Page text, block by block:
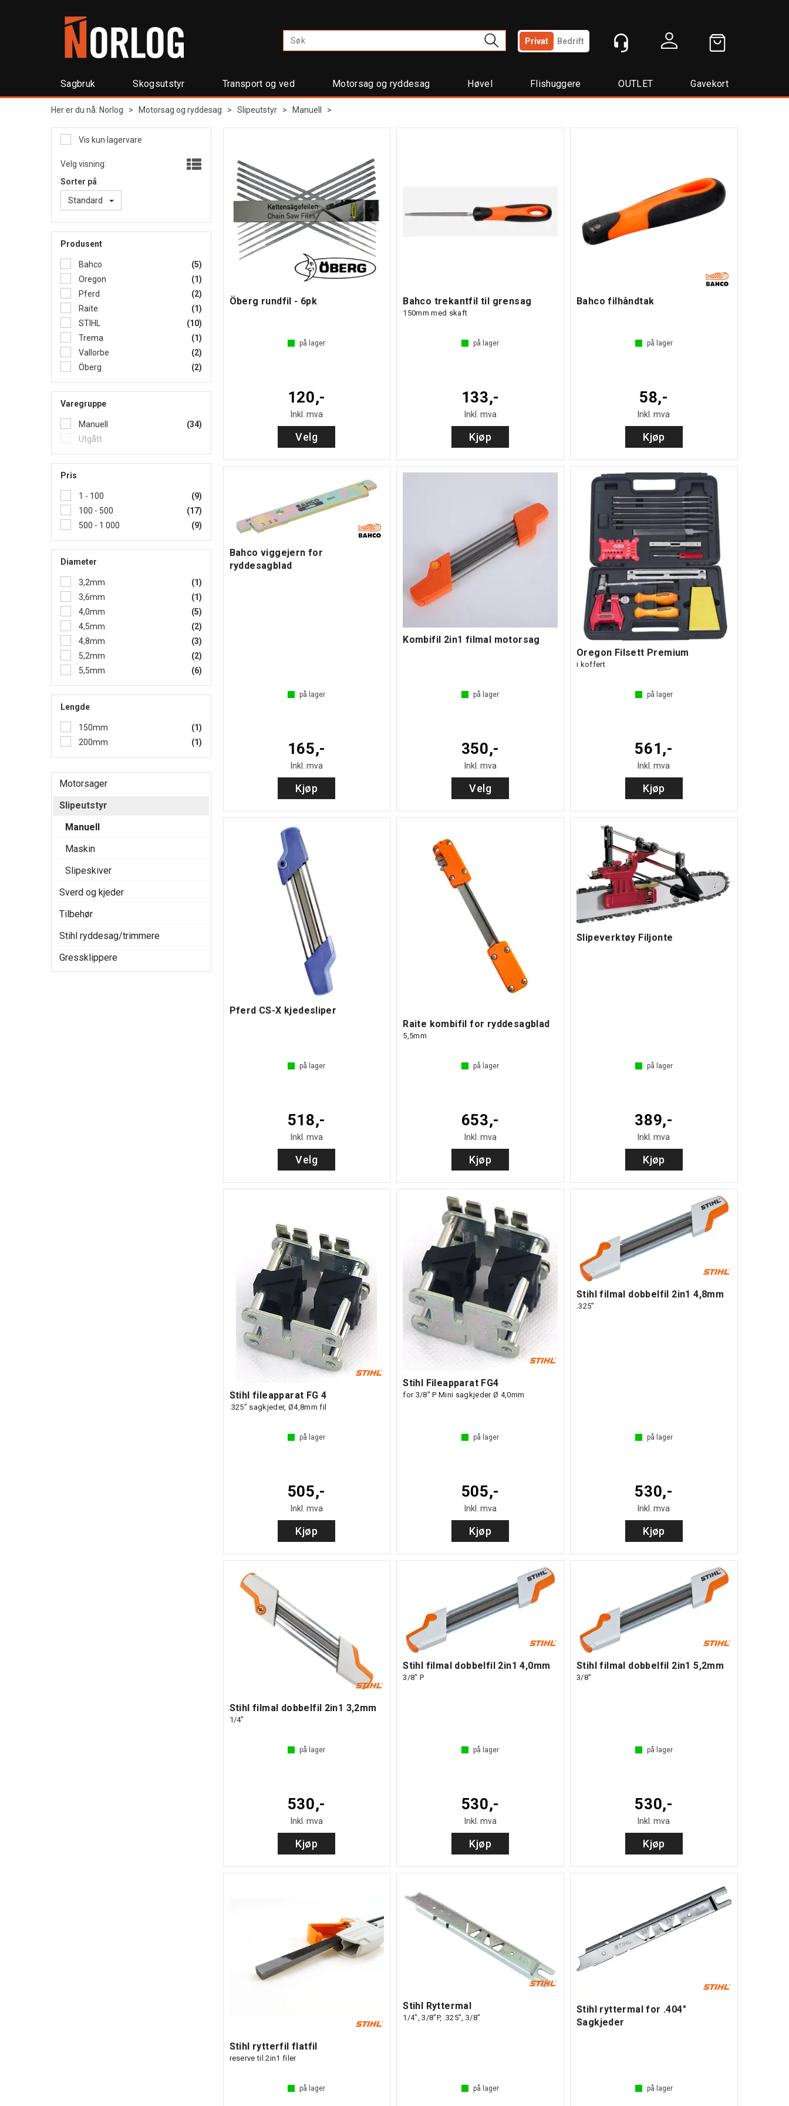
Privat Bedrift
Sagbruk Skogsutstyr Transport og ved Motorsag og ryddesag Høvel Flishuggere OUTLET Gavekort
Her er du nå: Norlog > Motorsag og ryddesag > Slipeutstyr > Manuell >
Vis kun lagervare
Velg visning:
Sorter på
Standard
Produsent
Bahco
(5)
Oregon
(1)
Pferd
(2)
Raite
(1)
STIHL
(10)
Trema
(1)
Vallorbe
(2)
Öberg
(2)
Varegruppe
Manuell
(34)
Utgått
Pris
1 - 100
(9)
100 - 500
(17)
500 - 1 000
(9)
Diameter
3,2mm
(1)
3,6mm
(1)
4,0mm
(5)
4,5mm
(2)
4,8mm
(3)
5,2mm
(2)
5,5mm
(6)
Lengde
150mm
(1)
200mm
(1)
Motorsager
Slipeutstyr
Manuell
Maskin
Slipeskiver
Sverd og kjeder
Tilbehør
Stihl ryddesag/trimmere
Gressklippere
Öberg rundfil - 6pk
på lager
120,-
Inkl. mva
Velg
Bahco trekantfil til grensag
150mm med skaft
på lager
133,-
Inkl. mva
Kjøp
Bahco filhåndtak
på lager
58,-
Inkl. mva
Kjøp
Bahco viggejern for
ryddesagblad
på lager
165,-
Inkl. mva
Kjøp
Kombifil 2in1 filmal motorsag
på lager
350,-
Inkl. mva
Velg
Oregon Filsett Premium
i koffert
på lager
561,-
Inkl. mva
Kjøp
Pferd CS-X kjedesliper
på lager
518,-
Inkl. mva
Velg
Raite kombifil for ryddesagblad
5,5mm
på lager
653,-
Inkl. mva
Kjøp
Slipeverktøy Filjonte
på lager
389,-
Inkl. mva
Kjøp
Stihl fileapparat FG 4
.325" sagkjeder, Ø4,8mm fil
på lager
505,-
Inkl. mva
Kjøp
Stihl Fileapparat FG4
for 3/8" P Mini sagkjeder Ø 4,0mm
på lager
505,-
Inkl. mva
Kjøp
Stihl filmal dobbelfil 2in1 4,8mm
.325"
på lager
530,-
Inkl. mva
Kjøp
Stihl filmal dobbelfil 2in1 3,2mm
1/4"
på lager
530,-
Inkl. mva
Kjøp
Stihl filmal dobbelfil 2in1 4,0mm
3/8" P
på lager
530,-
Inkl. mva
Kjøp
Stihl filmal dobbelfil 2in1 5,2mm
3/8"
på lager
530,-
Inkl. mva
Kjøp
Stihl rytterfil flatfil
reserve til 2in1 filer
på lager
Stihl Ryttermal
1/4", 3/8"P, .325", 3/8"
på lager
Stihl ryttermal for .404"
Sagkjeder
på lager